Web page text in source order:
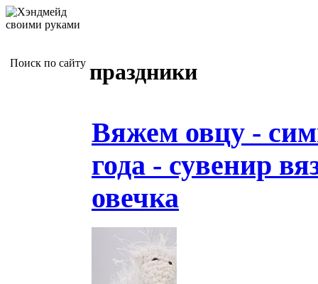
Поиск по сайту праздники
Вяжем овцу -
года - сувенир
овечка